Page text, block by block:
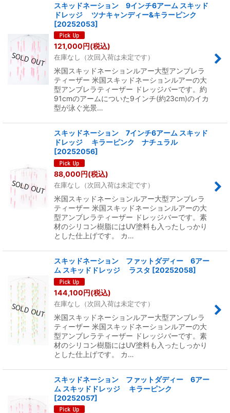
スキッドネーション 9インチ6アーム スキッド
ドレッジ ツナキャンディー&キラーピンク
[20252053]
121,000円(税込)
在庫なし（次回入荷は未定です）
米国スキッドネーションルアー大型アンブレラ
ティーザー 米国スキッドネーションルアーの大
型アンブレラティーザー ドレッジバーです。約
91cmのアームについた9インチ(約23cm)のイカ
型が泳ぐ光景…
スキッドネーション 7インチ6アーム スキッド
ドレッジ キラーピンク ナチュラル
[20252056]
88,000円(税込)
在庫なし（次回入荷は未定です）
米国スキッドネーションルアー大型アンブレラ
ティーザー 米国スキッドネーションルアーの大
型アンブレラティーザー ドレッジバーです。素
材のシリコン樹脂にはUV塗料も入ったしっかり
とした仕上げです。 カ…
スキッドネーション ファットダディー 6アー
ム スキッドドレッジ ラスタ [20252058]
144,100円(税込)
在庫なし（次回入荷は未定です）
米国スキッドネーションルアー大型アンブレラ
ティーザー 米国スキッドネーションルアーの大
型アンブレラティーザー ドレッジバーです。素
材のシリコン樹脂にはUV塗料も入ったしっかり
とした仕上げです。 カ…
スキッドネーション ファットダディー 6アー
ム スキッドドレッジ キラーピンク
[20252057]